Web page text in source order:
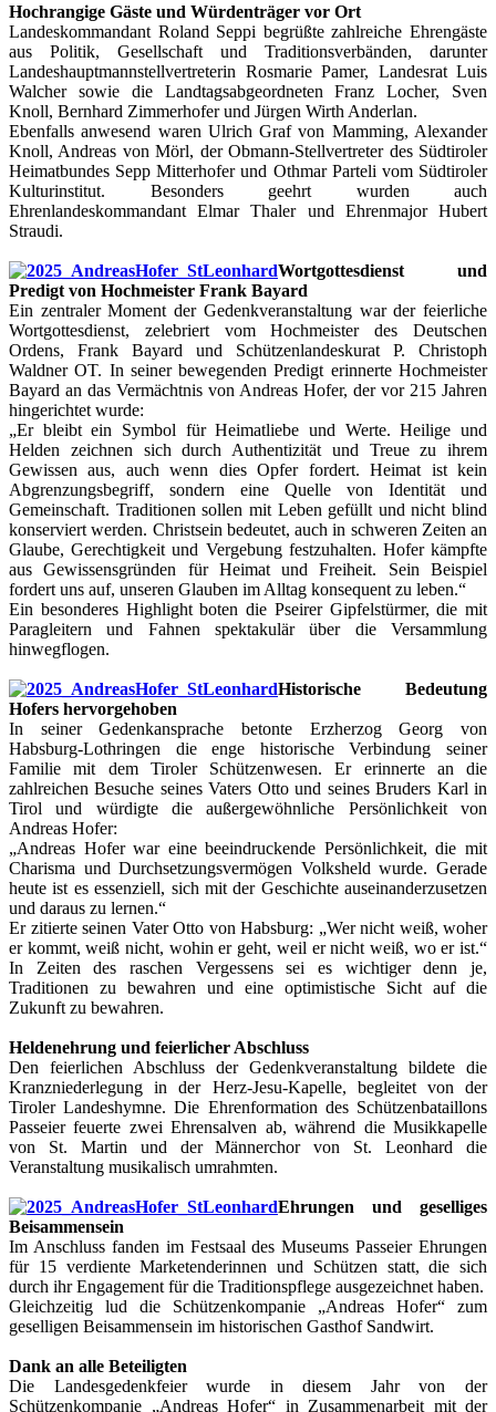
Hochrangige Gäste und Würdenträger vor Ort
Landeskommandant Roland Seppi begrüßte zahlreiche Ehrengäste
aus Politik, Gesellschaft und Traditionsverbänden, darunter
Landeshauptmannstellvertreterin Rosmarie Pamer, Landesrat Luis
Walcher sowie die Landtagsabgeordneten Franz Locher, Sven
Knoll, Bernhard Zimmerhofer und Jürgen Wirth Anderlan.
Ebenfalls anwesend waren Ulrich Graf von Mamming, Alexander
Knoll, Andreas von Mörl, der Obmann-Stellvertreter des Südtiroler
Heimatbundes Sepp Mitterhofer und Othmar Parteli vom Südtiroler
Kulturinstitut. Besonders geehrt wurden auch
Ehrenlandeskommandant Elmar Thaler und Ehrenmajor Hubert
Straudi.
Wortgottesdienst und
Predigt von Hochmeister Frank Bayard
Ein zentraler Moment der Gedenkveranstaltung war der feierliche
Wortgottesdienst, zelebriert vom Hochmeister des Deutschen
Ordens, Frank Bayard und Schützenlandeskurat P. Christoph
Waldner OT. In seiner bewegenden Predigt erinnerte Hochmeister
Bayard an das Vermächtnis von Andreas Hofer, der vor 215 Jahren
hingerichtet wurde:
„Er bleibt ein Symbol für Heimatliebe und Werte. Heilige und
Helden zeichnen sich durch Authentizität und Treue zu ihrem
Gewissen aus, auch wenn dies Opfer fordert. Heimat ist kein
Abgrenzungsbegriff, sondern eine Quelle von Identität und
Gemeinschaft. Traditionen sollen mit Leben gefüllt und nicht blind
konserviert werden. Christsein bedeutet, auch in schweren Zeiten an
Glaube, Gerechtigkeit und Vergebung festzuhalten. Hofer kämpfte
aus Gewissensgründen für Heimat und Freiheit. Sein Beispiel
fordert uns auf, unseren Glauben im Alltag konsequent zu leben.“
Ein besonderes Highlight boten die Pseirer Gipfelstürmer, die mit
Paragleitern und Fahnen spektakulär über die Versammlung
hinwegflogen.
Historische Bedeutung
Hofers hervorgehoben
In seiner Gedenkansprache betonte Erzherzog Georg von
Habsburg-Lothringen die enge historische Verbindung seiner
Familie mit dem Tiroler Schützenwesen. Er erinnerte an die
zahlreichen Besuche seines Vaters Otto und seines Bruders Karl in
Tirol und würdigte die außergewöhnliche Persönlichkeit von
Andreas Hofer:
„Andreas Hofer war eine beeindruckende Persönlichkeit, die mit
Charisma und Durchsetzungsvermögen Volksheld wurde. Gerade
heute ist es essenziell, sich mit der Geschichte auseinanderzusetzen
und daraus zu lernen.“
Er zitierte seinen Vater Otto von Habsburg: „Wer nicht weiß, woher
er kommt, weiß nicht, wohin er geht, weil er nicht weiß, wo er ist.“
In Zeiten des raschen Vergessens sei es wichtiger denn je,
Traditionen zu bewahren und eine optimistische Sicht auf die
Zukunft zu bewahren.
Heldenehrung und feierlicher Abschluss
Den feierlichen Abschluss der Gedenkveranstaltung bildete die
Kranzniederlegung in der Herz-Jesu-Kapelle, begleitet von der
Tiroler Landeshymne. Die Ehrenformation des Schützenbataillons
Passeier feuerte zwei Ehrensalven ab, während die Musikkapelle
von St. Martin und der Männerchor von St. Leonhard die
Veranstaltung musikalisch umrahmten.
Ehrungen und geselliges
Beisammensein
Im Anschluss fanden im Festsaal des Museums Passeier Ehrungen
für 15 verdiente Marketenderinnen und Schützen statt, die sich
durch ihr Engagement für die Traditionspflege ausgezeichnet haben.
Gleichzeitig lud die Schützenkompanie „Andreas Hofer“ zum
geselligen Beisammensein im historischen Gasthof Sandwirt.
Dank an alle Beteiligten
Die Landesgedenkfeier wurde in diesem Jahr von der
Schützenkompanie „Andreas Hofer“ in Zusammenarbeit mit der